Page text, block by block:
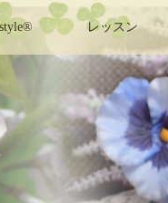
レッスン